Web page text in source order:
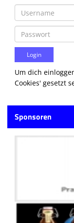
Um dich
Cookies' gesetzt
Sponsoren